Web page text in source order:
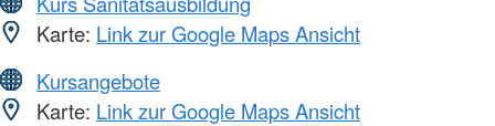
Karte: Link zur Google Maps Ansicht
Kursangebote
Karte: Link zur Google Maps Ansicht